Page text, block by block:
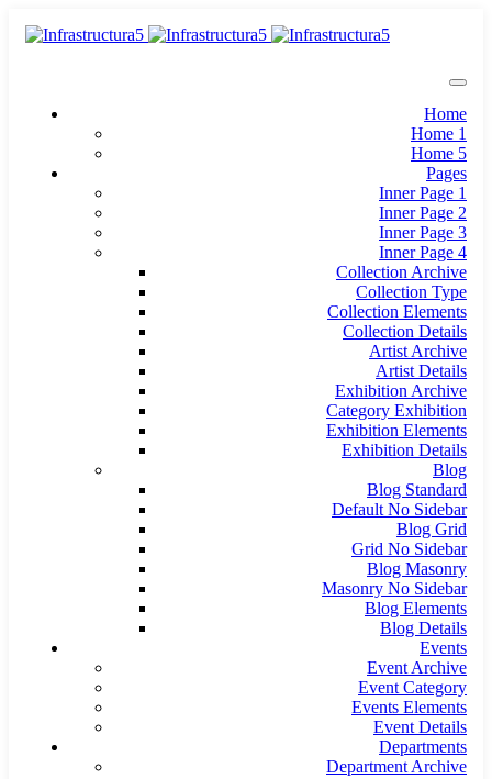
Home
Home 1
Home 5
Pages
Inner Page 1
Inner Page 2
Inner Page 3
Inner Page 4
Collection Archive
Collection Type
Collection Elements
Collection Details
Artist Archive
Artist Details
Exhibition Archive
Category Exhibition
Exhibition Elements
Exhibition Details
Blog
Blog Standard
Default No Sidebar
Blog Grid
Grid No Sidebar
Blog Masonry
Masonry No Sidebar
Blog Elements
Blog Details
Events
Event Archive
Event Category
Events Elements
Event Details
Departments
Department Archive